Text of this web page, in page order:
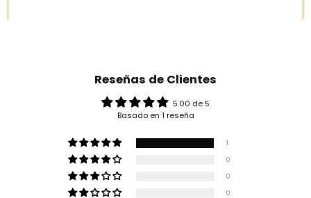
Reseñas de Clientes
5.00 de 5
Basado en 1 reseña
1
0
0
0